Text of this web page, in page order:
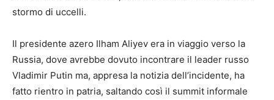
stormo di uccelli.
Il presidente azero Ilham Aliyev era in viaggio verso la
Russia, dove avrebbe dovuto incontrare il leader russo
Vladimir Putin ma, appresa la notizia dell’incidente, ha
fatto rientro in patria, saltando così il summit informale